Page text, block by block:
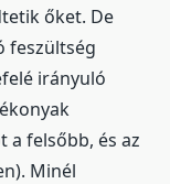
őket. De
feszültség
irányuló
a felsőbb, és az
Minél